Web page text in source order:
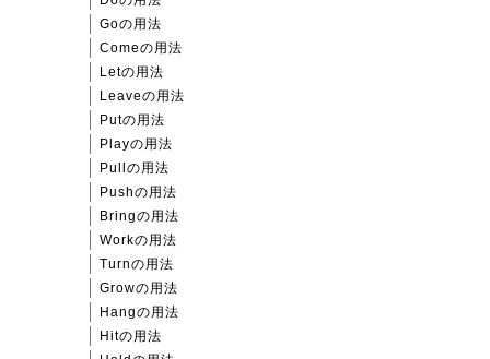
Goの用法
Comeの用法
Letの用法
Leaveの用法
Putの用法
Playの用法
Pullの用法
Pushの用法
Bringの用法
Workの用法
Turnの用法
Growの用法
Hangの用法
Hitの用法